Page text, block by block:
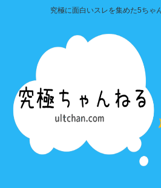
究極に面白いスレを集めた5ちゃ